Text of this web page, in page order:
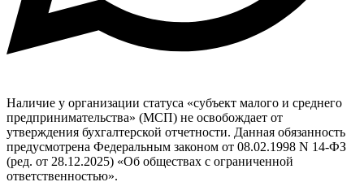
Наличие у организации статуса «субъект малого и среднего
предпринимательства» (МСП) не освобождает от
утверждения бухгалтерской отчетности. Данная обязанность
предусмотрена Федеральным законом от 08.02.1998 N 14-ФЗ
(ред. от 28.12.2025) «Об обществах с ограниченной
ответственностью».